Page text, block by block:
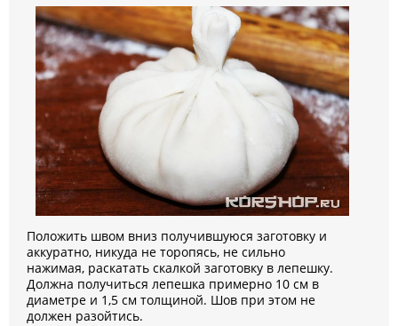
Положить швом вниз получившуюся заготовку и
аккуратно, никуда не торопясь, не сильно
нажимая, раскатать скалкой заготовку в лепешку.
Должна получиться лепешка примерно 10 см в
диаметре и 1,5 см толщиной. Шов при этом не
должен разойтись.